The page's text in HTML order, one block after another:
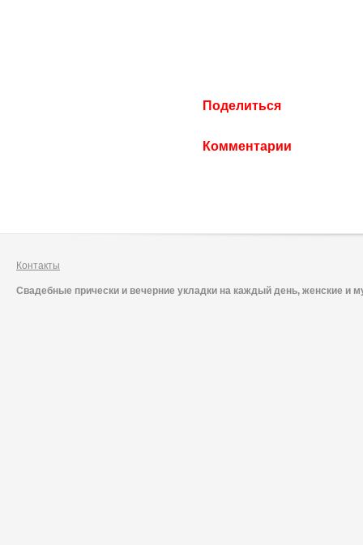
Поделиться
Комментарии
Контакты
Свадебные прически и вечерние укладки на каждый день, женские и